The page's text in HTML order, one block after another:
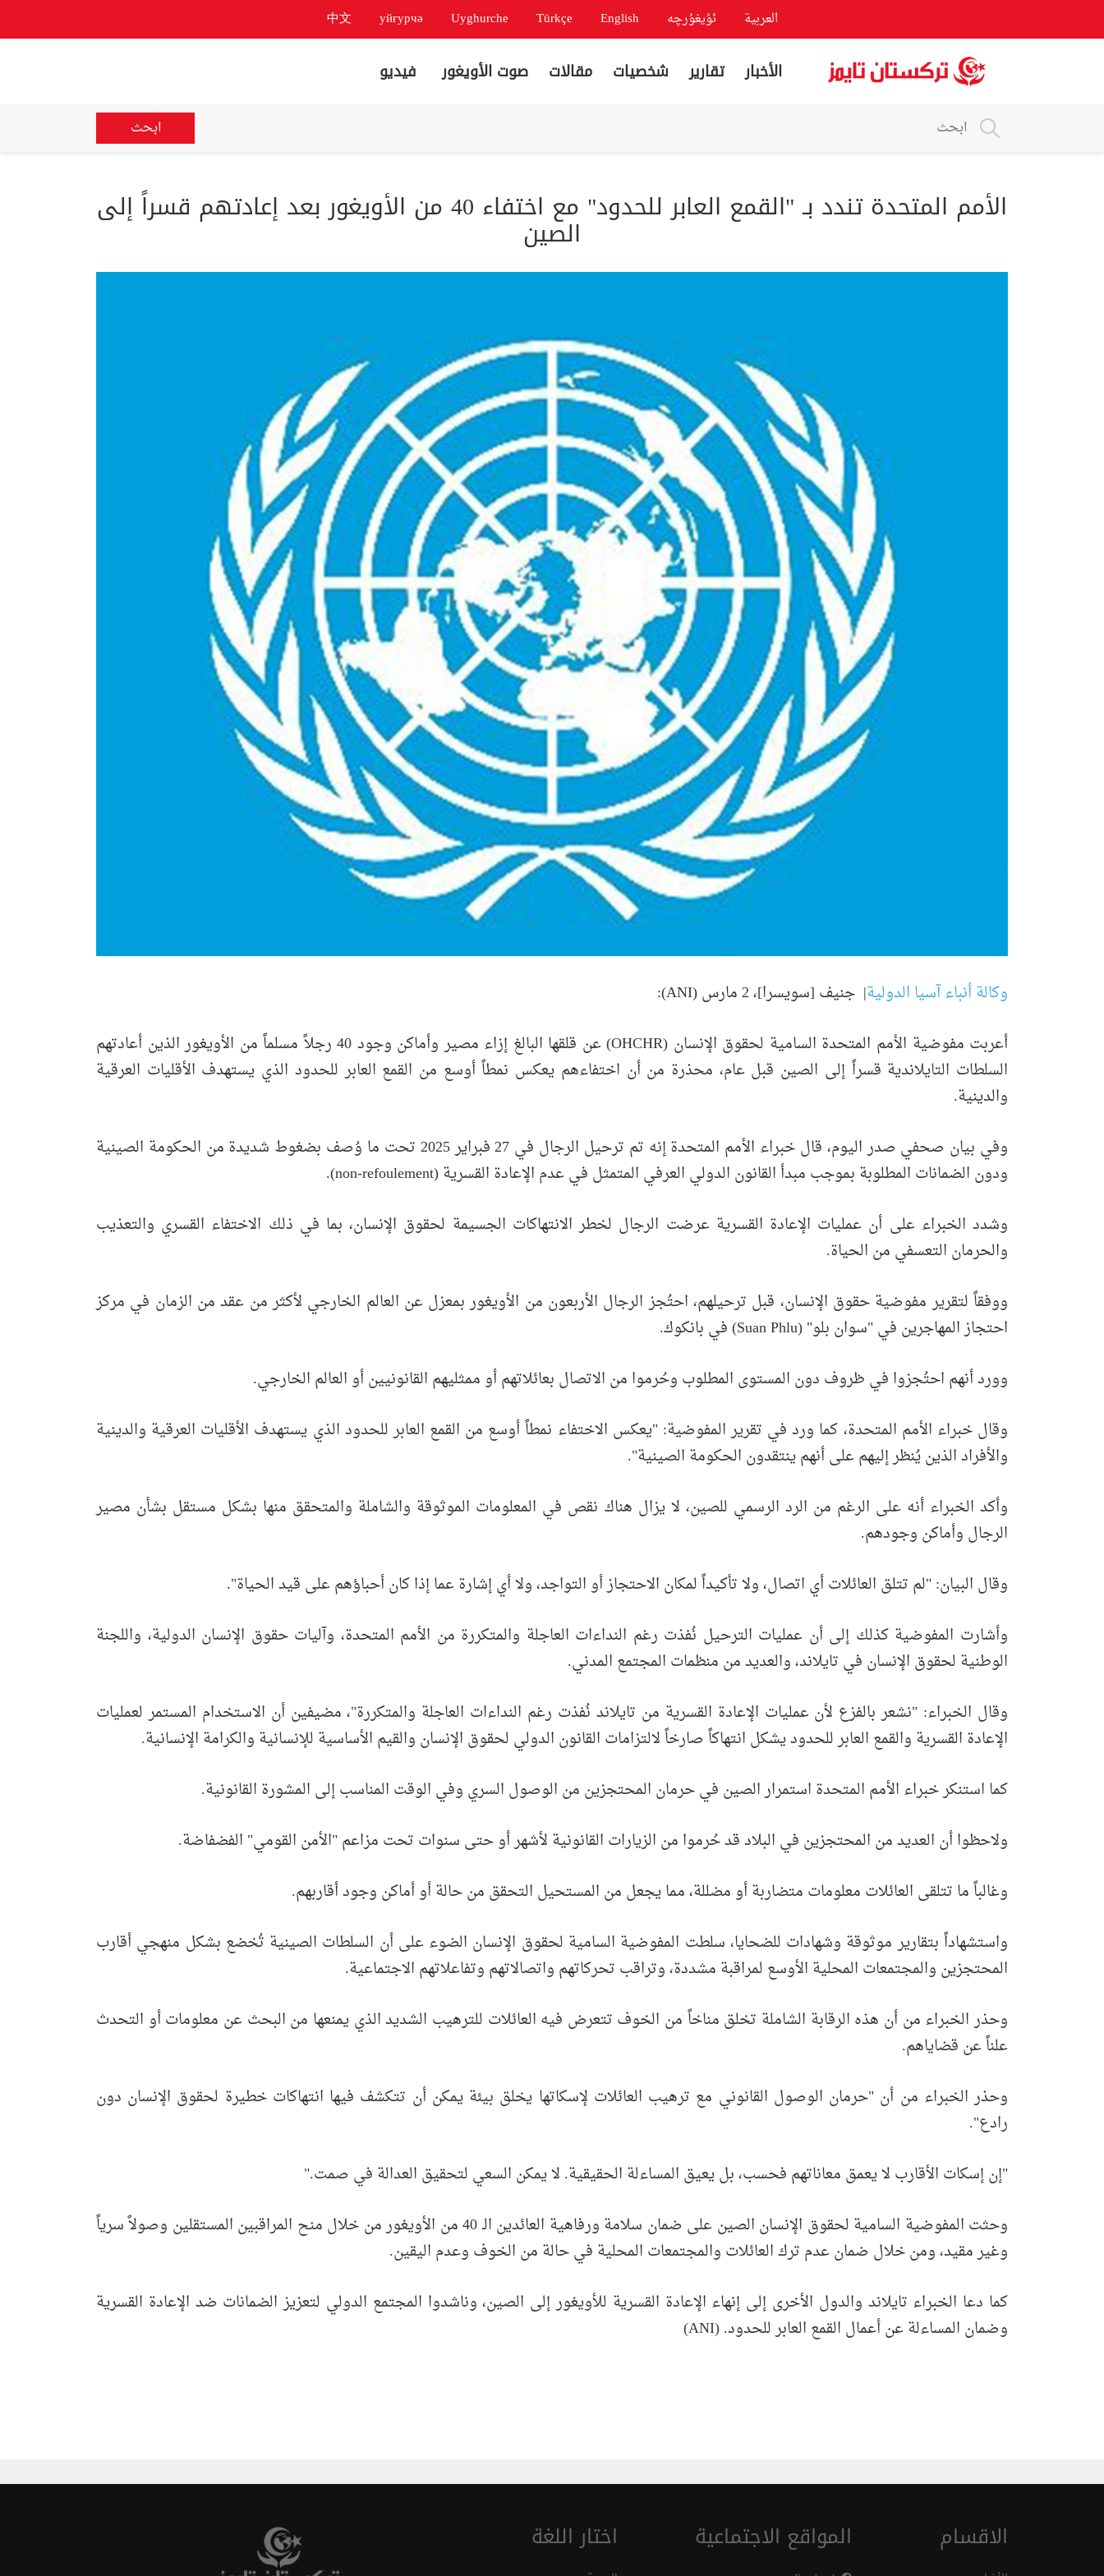
العربية ئۇيغۇرچە English
Türkçe
Uyghurche
уйғурчә
中文
الأخبار تقارير شخصيات مقالات صوت الأويغور فيديو
ابحث
الأمم المتحدة تندد بـ "القمع العابر للحدود" مع اختفاء 40 من الأويغور بعد إعادتهم قسراً إلى
الصين
وكالة أنباء آسيا الدولية| جنيف [سويسرا]، 2 مارس (ANI):
أعربت مفوضية الأمم المتحدة السامية لحقوق الإنسان (OHCHR) عن قلقها البالغ إزاء مصير وأماكن وجود 40 رجلاً مسلماً من الأويغور الذين أعادتهم
السلطات التايلاندية قسراً إلى الصين قبل عام، محذرة من أن اختفاءهم يعكس نمطاً أوسع من القمع العابر للحدود الذي يستهدف الأقليات العرقية
والدينية.
وفي بيان صحفي صدر اليوم، قال خبراء الأمم المتحدة إنه تم ترحيل الرجال في 27 فبراير 2025 تحت ما وُصف بضغوط شديدة من الحكومة الصينية
ودون الضمانات المطلوبة بموجب مبدأ القانون الدولي العرفي المتمثل في عدم الإعادة القسرية (non-refoulement).
وشدد الخبراء على أن عمليات الإعادة القسرية عرضت الرجال لخطر الانتهاكات الجسيمة لحقوق الإنسان، بما في ذلك الاختفاء القسري والتعذيب
والحرمان التعسفي من الحياة.
ووفقاً لتقرير مفوضية حقوق الإنسان، قبل ترحيلهم، احتُجز الرجال الأربعون من الأويغور بمعزل عن العالم الخارجي لأكثر من عقد من الزمان في مركز
احتجاز المهاجرين في "سوان بلو" (Suan Phlu) في بانكوك.
وورد أنهم احتُجزوا في ظروف دون المستوى المطلوب وحُرموا من الاتصال بعائلاتهم أو ممثليهم القانونيين أو العالم الخارجي.
وقال خبراء الأمم المتحدة، كما ورد في تقرير المفوضية: "يعكس الاختفاء نمطاً أوسع من القمع العابر للحدود الذي يستهدف الأقليات العرقية والدينية
والأفراد الذين يُنظر إليهم على أنهم ينتقدون الحكومة الصينية".
وأكد الخبراء أنه على الرغم من الرد الرسمي للصين، لا يزال هناك نقص في المعلومات الموثوقة والشاملة والمتحقق منها بشكل مستقل بشأن مصير
الرجال وأماكن وجودهم.
وقال البيان: "لم تتلق العائلات أي اتصال، ولا تأكيداً لمكان الاحتجاز أو التواجد، ولا أي إشارة عما إذا كان أحباؤهم على قيد الحياة".
وأشارت المفوضية كذلك إلى أن عمليات الترحيل نُفذت رغم النداءات العاجلة والمتكررة من الأمم المتحدة، وآليات حقوق الإنسان الدولية، واللجنة
الوطنية لحقوق الإنسان في تايلاند، والعديد من منظمات المجتمع المدني.
وقال الخبراء: "نشعر بالفزع لأن عمليات الإعادة القسرية من تايلاند نُفذت رغم النداءات العاجلة والمتكررة"، مضيفين أن الاستخدام المستمر لعمليات
الإعادة القسرية والقمع العابر للحدود يشكل انتهاكاً صارخاً لالتزامات القانون الدولي لحقوق الإنسان والقيم الأساسية للإنسانية والكرامة الإنسانية.
كما استنكر خبراء الأمم المتحدة استمرار الصين في حرمان المحتجزين من الوصول السري وفي الوقت المناسب إلى المشورة القانونية.
ولاحظوا أن العديد من المحتجزين في البلاد قد حُرموا من الزيارات القانونية لأشهر أو حتى سنوات تحت مزاعم "الأمن القومي" الفضفاضة.
وغالباً ما تتلقى العائلات معلومات متضاربة أو مضللة، مما يجعل من المستحيل التحقق من حالة أو أماكن وجود أقاربهم.
واستشهاداً بتقارير موثوقة وشهادات للضحايا، سلطت المفوضية السامية لحقوق الإنسان الضوء على أن السلطات الصينية تُخضع بشكل منهجي أقارب
المحتجزين والمجتمعات المحلية الأوسع لمراقبة مشددة، وتراقب تحركاتهم واتصالاتهم وتفاعلاتهم الاجتماعية.
وحذر الخبراء من أن هذه الرقابة الشاملة تخلق مناخاً من الخوف تتعرض فيه العائلات للترهيب الشديد الذي يمنعها من البحث عن معلومات أو التحدث
علناً عن قضاياهم.
وحذر الخبراء من أن "حرمان الوصول القانوني مع ترهيب العائلات لإسكاتها يخلق بيئة يمكن أن تتكشف فيها انتهاكات خطيرة لحقوق الإنسان دون
رادع".
"إن إسكات الأقارب لا يعمق معاناتهم فحسب، بل يعيق المساءلة الحقيقية. لا يمكن السعي لتحقيق العدالة في صمت."
وحثت المفوضية السامية لحقوق الإنسان الصين على ضمان سلامة ورفاهية العائدين الـ 40 من الأويغور من خلال منح المراقبين المستقلين وصولاً سرياً
وغير مقيد، ومن خلال ضمان عدم ترك العائلات والمجتمعات المحلية في حالة من الخوف وعدم اليقين.
كما دعا الخبراء تايلاند والدول الأخرى إلى إنهاء الإعادة القسرية للأويغور إلى الصين، وناشدوا المجتمع الدولي لتعزيز الضمانات ضد الإعادة القسرية
وضمان المساءلة عن أعمال القمع العابر للحدود. (ANI)
الاقسام المواقع الاجتماعية اختار اللغة